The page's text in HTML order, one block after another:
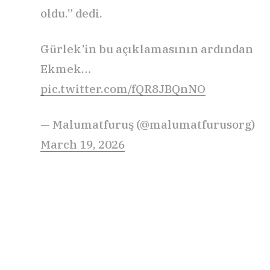
oldu.” dedi.
Gürlek’in bu açıklamasının ardından
Ekmek…
pic.twitter.com/fQR8JBQnNO
— Malumatfuruş (@malumatfurusorg)
March 19, 2026